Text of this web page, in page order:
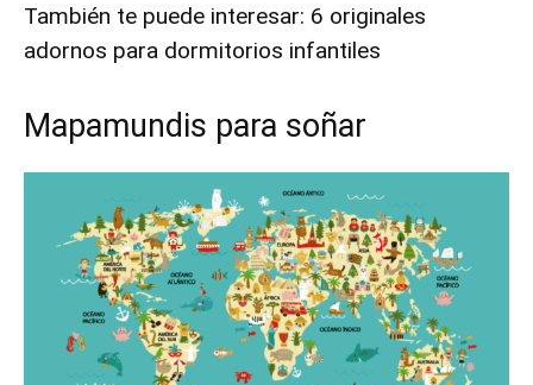
También te puede interesar: 6 originales
adornos para dormitorios infantiles
Mapamundis para soñar